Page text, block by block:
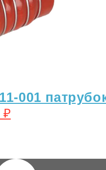
001
₽